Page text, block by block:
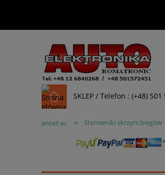
SKLEP / Telefon : (+48)
Jesteś w: » Sterowniki skrzyni biegów